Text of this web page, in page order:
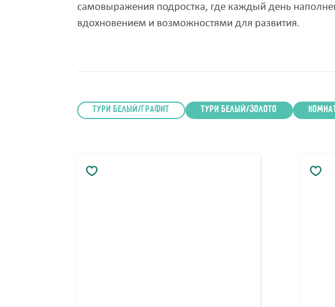
самовыражения подростка, где каждый день
вдохновением и возможностями для развития.
Тури Белый/Графит Тури Белый/золото